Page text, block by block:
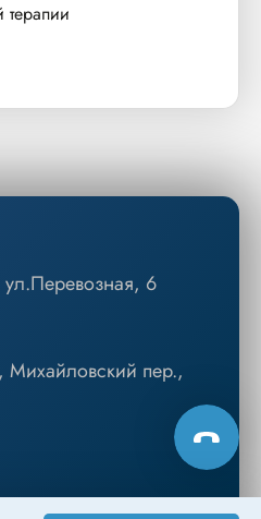
ул.Перевозная, 6
Михайловский пер.,